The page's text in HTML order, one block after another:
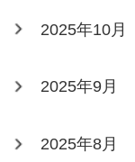
2025年10月
2025年9月
2025年8月